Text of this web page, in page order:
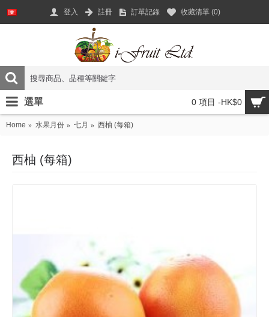
登入 註冊 訂單記錄 收藏清單 (0)
0 項目 -HK$0
選單
Home 水果月份 七月 西柚 (每箱)
西柚 (每箱)